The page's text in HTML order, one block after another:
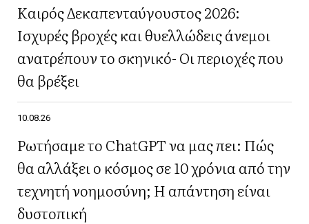
Καιρός Δεκαπενταύγουστος 2026:
Ισχυρές βροχές και θυελλώδεις άνεμοι
ανατρέπουν το σκηνικό- Οι περιοχές που
θα βρέξει
10.08.26
Ρωτήσαμε το ChatGPT να μας πει: Πώς
θα αλλάξει ο κόσμος σε 10 χρόνια από την
τεχνητή νοημοσύνη; Η απάντηση είναι
δυστοπική